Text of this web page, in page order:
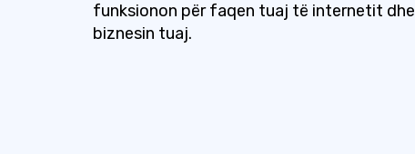
funksionon për faqen tuaj të internetit dhe
biznesin tuaj.